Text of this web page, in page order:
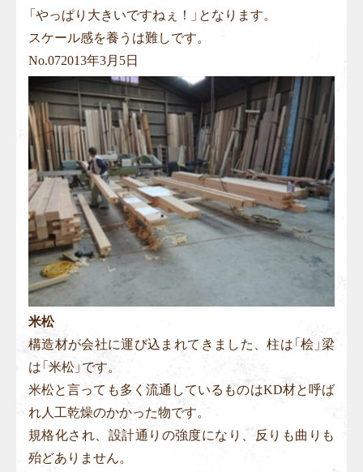
「やっぱり大きいですねぇ！」となります。
スケール感を養うは難しです。
No.072013年3月5日
米松
構造材が会社に運び込まれてきました、柱は「桧」梁
は「米松」です。
米松と言っても多く流通しているものはKD材と呼ば
れ人工乾燥のかかった物です。
規格化され、設計通りの強度になり、反りも曲りも
殆どありません。